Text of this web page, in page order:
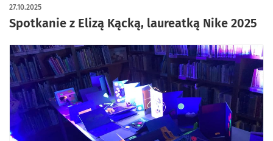
Spotkanie z Elizą Kącką, laureatką Nike 2025
27.10.2025